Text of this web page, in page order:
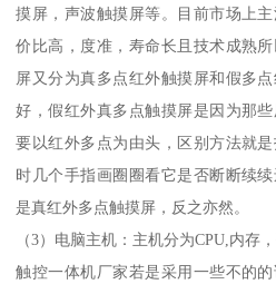
摸屏，声波触摸屏等。目前市场上
价比高，度准，寿命长且技术成熟
屏又分为真多点红外触摸屏和假多
好，假红外真多点触摸屏是因为那
要以红外多点为由头，区别方法就
时几个手指画圈圈看它是否断断续
是真红外多点触摸屏，反之亦然。
（3）电脑主机：主机分为CPU,内存
触控一体机厂家若是采用一些不的